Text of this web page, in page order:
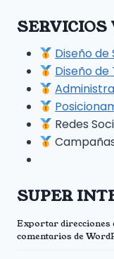
SERVICIOS
Diseño de
Diseño de
Redes
SUPER
Exportar direcciones
comentarios de